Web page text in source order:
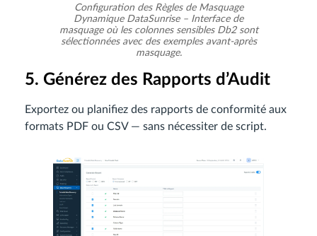
Configuration des Règles de Masquage
Dynamique DataSunrise – Interface de
masquage où les colonnes sensibles Db2 sont
sélectionnées avec des exemples avant-après
masquage.
5. Générez des Rapports d’Audit
Exportez ou planifiez des rapports de conformité aux
formats PDF ou CSV — sans nécessiter de script.